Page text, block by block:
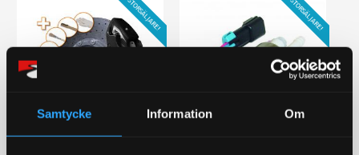
Samtycke Information Om
STORSÄLJARE! STORSÄLJARE!